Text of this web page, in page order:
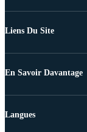
Liens Du Site
En Savoir Davantage
Langues